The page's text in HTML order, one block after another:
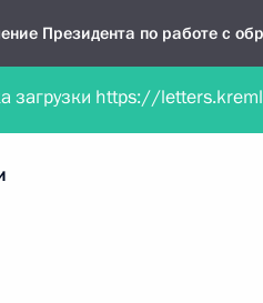
Президента по работе с
в форме электронного
загрузки https://